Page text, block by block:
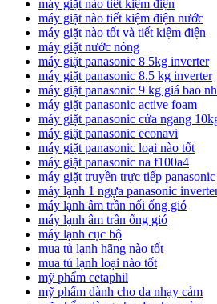
máy giặt nào tiết kiệm điện
máy giặt nào tiết kiệm điện nước
máy giặt nào tốt và tiết kiệm điện
máy giặt nước nóng
máy giặt panasonic 8 5kg inverter
máy giặt panasonic 8.5 kg inverter
máy giặt panasonic 9 kg giá bao
máy giặt panasonic active foam
máy giặt panasonic cửa ngang
máy giặt panasonic econavi
máy giặt panasonic loại nào tốt
máy giặt panasonic na f100a4
máy giặt truyền trực tiếp panasonic
máy lạnh 1 ngựa panasonic
máy lạnh âm trần nối ống gió
máy lạnh âm trần ống gió
máy lạnh cục bộ
mua tủ lạnh hãng nào tốt
mua tủ lạnh loại nào tốt
mỹ phẩm cetaphil
mỹ phẩm dành cho da nhạy cảm